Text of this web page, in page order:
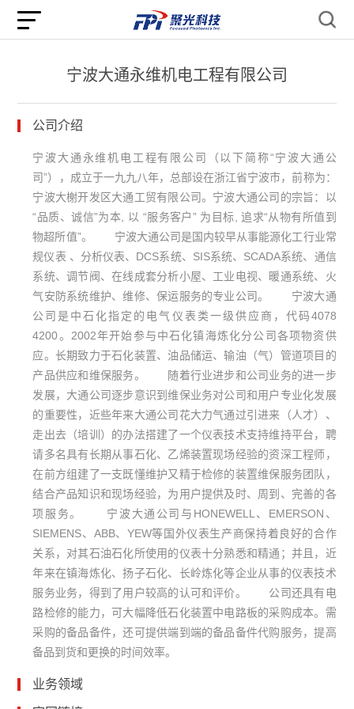
宁波大通永维机电工程有限公司
公司介绍
宁波大通永维机电工程有限公司（以下简称“宁波大通公
司”），成立于一九九八年，总部设在浙江省宁波市，前称为：
宁波大榭开发区大通工贸有限公司。宁波大通公司的宗旨：以
“品质、诚信”为本, 以 “服务客户” 为目标, 追求“从物有所值到
物超所值”。 宁波大通公司是国内较早从事能源化工行业常
规仪表 、分析仪表、DCS系统、SIS系统、SCADA系统、通信
系统、调节阀、在线成套分析小屋、工业电视、暖通系统、火
气安防系统维护、维修、保运服务的专业公司。 宁波大通
公司是中石化指定的电气仪表类一级供应商，代码4078
4200。2002年开始参与中石化镇海炼化分公司各项物资供
应。长期致力于石化装置、油品储运、输油（气）管道项目的
产品供应和维保服务。 随着行业进步和公司业务的进一步
发展，大通公司逐步意识到维保业务对公司和用户专业化发展
的重要性，近些年来大通公司花大力气通过引进来（人才）、
走出去（培训）的办法搭建了一个仪表技术支持维持平台，聘
请多名具有长期从事石化、乙烯装置现场经验的资深工程师，
在前方组建了一支既懂维护又精于检修的装置维保服务团队，
结合产品知识和现场经验，为用户提供及时、周到、完善的各
项服务。 宁波大通公司与HONEWELL、EMERSON、
SIEMENS、ABB、YEW等国外仪表生产商保持着良好的合作
关系，对其石油石化所使用的仪表十分熟悉和精通；并且，近
年来在镇海炼化、扬子石化、长岭炼化等企业从事的仪表技术
服务业务，得到了用户较高的认可和评价。 公司还具有电
路检修的能力，可大幅降低石化装置中电路板的采购成本。需
采购的备品备件，还可提供端到端的备品备件代购服务，提高
备品到货和更换的时间效率。
业务领域